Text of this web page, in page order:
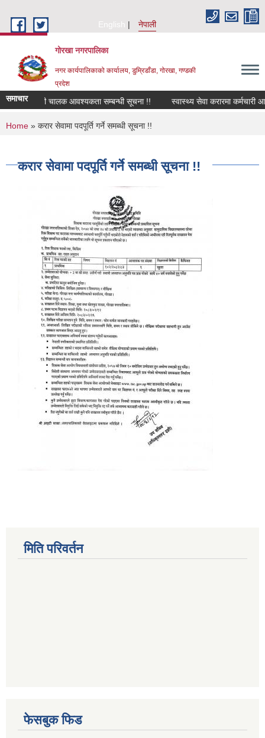
English
नेपाली
गोरखा नगरपालिका
नगर कार्यपालिकाको कार्यालय, डुम्रिडाँडा, गोरखा, गण्डकी
प्रदेश
समाचारसवारी चालक आवश्यकता सम्बन्धी सूचना !! स्वास्थ्य सेवा करारमा कर्मचारी
You are here
Home » करार सेवामा पदपूर्ति गर्ने समब्धी सूचना !!
करार सेवामा पदपूर्ति गर्ने समब्धी सूचना !!
मिति परिवर्तन
फेसबुक फिड